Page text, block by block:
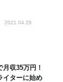
2021.04.26
月収35万円！
イターに始め